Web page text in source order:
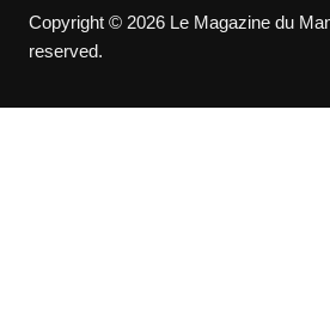
Copyright © 2026 Le Magazine du
reserved.